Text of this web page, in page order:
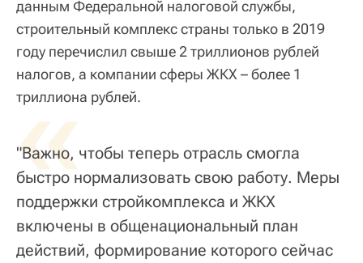
данным Федеральной налоговой службы,
строительный комплекс страны только в 2019
году перечислил свыше 2 триллионов рублей
налогов, а компании сферы ЖКХ – более 1
триллиона рублей.
«
"Важно, чтобы теперь отрасль смогла
быстро нормализовать свою работу. Меры
поддержки стройкомплекса и ЖКХ
включены в общенациональный план
действий, формирование которого сейчас